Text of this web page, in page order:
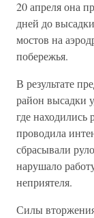
20 апреля она
дней до
мостов на
побережья.
В результате
район высадки
где находились
проводила
сбрасывали
нарушало
неприятеля.
Силы